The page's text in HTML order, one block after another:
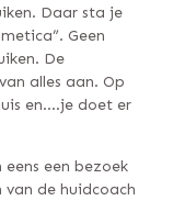
Daar sta je
Geen
De
alles aan. Op
en….je doet er
een bezoek
van de huidcoach